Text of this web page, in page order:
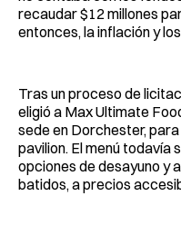
recaudar $12 millones
entonces, la inflación y
Tras un proceso de
eligió a Max Ultimate
sede en Dorchester,
pavilion. El menú todavía
opciones de desayuno y
batidos, a precios